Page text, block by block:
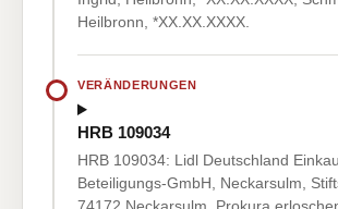
Heilbronn, *XX.XX.XXXX.
VERÄNDERUNGEN
HRB 109034
HRB 109034: Lidl Deutschland
Beteiligungs-GmbH, Neckarsulm,